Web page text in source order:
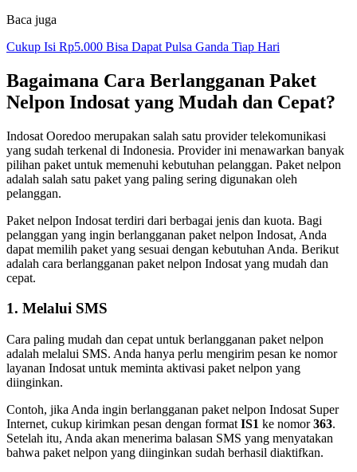
Baca juga
Cukup Isi Rp5.000 Bisa Dapat Pulsa Ganda Tiap Hari
Bagaimana Cara Berlangganan Paket
Nelpon Indosat yang Mudah dan Cepat?
Indosat Ooredoo merupakan salah satu provider telekomunikasi
yang sudah terkenal di Indonesia. Provider ini menawarkan banyak
pilihan paket untuk memenuhi kebutuhan pelanggan. Paket nelpon
adalah salah satu paket yang paling sering digunakan oleh
pelanggan.
Paket nelpon Indosat terdiri dari berbagai jenis dan kuota. Bagi
pelanggan yang ingin berlangganan paket nelpon Indosat, Anda
dapat memilih paket yang sesuai dengan kebutuhan Anda. Berikut
adalah cara berlangganan paket nelpon Indosat yang mudah dan
cepat.
1. Melalui SMS
Cara paling mudah dan cepat untuk berlangganan paket nelpon
adalah melalui SMS. Anda hanya perlu mengirim pesan ke nomor
layanan Indosat untuk meminta aktivasi paket nelpon yang
diinginkan.
Contoh, jika Anda ingin berlangganan paket nelpon Indosat Super
Internet, cukup kirimkan pesan dengan format IS1 ke nomor363.
Setelah itu, Anda akan menerima balasan SMS yang menyatakan
bahwa paket nelpon yang diinginkan sudah berhasil diaktifkan.